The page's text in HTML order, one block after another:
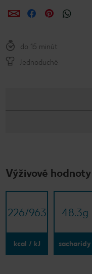
ZdieľaťZdieľaťZdieľať
do 15 minút
Jednoduché
Výživové hodnoty
226/​963
kcal / kJ
48.3g
sacharidy